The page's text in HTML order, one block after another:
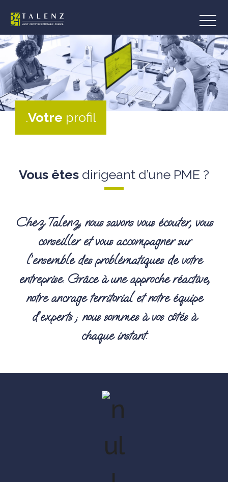
contenu
.Votre profil
Vous êtes dirigeant d’une PME ?
Chez Talenz, nous savons vous écouter, vous
conseiller et vous accompagner sur
l’ensemble des problématiques de votre
entreprise. Grâce à une approche réactive,
notre ancrage territorial et notre équipe
d’experts ; nous sommes à vos côtés à
chaque instant.